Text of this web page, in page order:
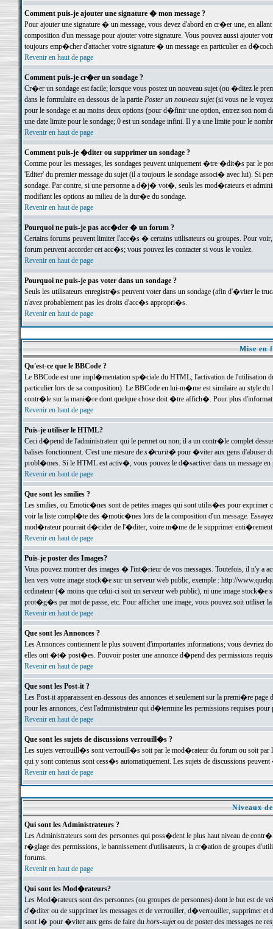
Comment puis-je ajouter une signature � mon message ?
Pour ajouter une signature � un message, vous devez d'abord en cr�er une, en
composition d'un message pour ajouter votre signature. Vous pouvez aussi ajouter
toujours emp�cher d'attacher votre signature � un message en particulier en
Revenir en haut de page
Comment puis-je cr�er un sondage ?
Cr�er un sondage est facile; lorsque vous postez un nouveau sujet (ou �ditez le
dans le formulaire en dessous de la partie Poster un nouveau sujet(si vous ne le voyez
pour le sondage et au moins deux options (pour d�finir une option, entrez son nom
une date limite pour le sondage; 0 est un sondage infini. Il y a une limite pour le
Revenir en haut de page
Comment puis-je �diter ou supprimer un sondage ?
Comme pour les messages, les sondages peuvent uniquement �tre �dit�s par le
'Editer' du premier message du sujet (il a toujours le sondage associ� avec lui). Si
sondage. Par contre, si une personne a d�j� vot�, seuls les mod�rateurs et
modifiant les options au milieu de la dur�e du sondage.
Revenir en haut de page
Pourquoi ne puis-je pas acc�der � un forum ?
Certains forums peuvent limiter l'acc�s � certains utilisateurs ou groupes. Pour
forum peuvent accorder cet acc�s; vous pouvez les contacter si vous le voulez.
Revenir en haut de page
Pourquoi ne puis-je pas voter dans un sondage ?
Seuls les utilisateurs enregistr�s peuvent voter dans un sondage (afin d'�viter le
n'avez probablement pas les droits d'acc�s appropri�s.
Revenir en haut de page
Mise en
Qu'est-ce que le BBCode ?
Le BBCode est une impl�mentation sp�ciale du HTML; l'activation de l'utilisation
particulier lors de sa composition). Le BBCode en lui-m�me est similaire au style
contr�le sur la mani�re dont quelque chose doit �tre affich�. Pour plus
Revenir en haut de page
Puis-je utiliser le HTML?
Ceci d�pend de l'administrateur qui le permet ou non; il a un contr�le complet
balises fonctionnent. C'est une mesure de s�curit�pour �viter aux gens d'abuser
probl�mes. Si le HTML est activ�, vous pouvez le d�sactiver dans un message en
Revenir en haut de page
Que sont les smilies ?
Les smilies, ou Emotic�nes sont de petites images qui sont utilis�es pour exprimer
voir la liste compl�te des �motic�nes lors de la composition d'un message.
mod�rateur pourrait d�cider de l'�diter, voire m�me de le supprimer
Revenir en haut de page
Puis-je poster des Images?
Vous pouvez montrer des images � l'int�rieur de vos messages. Toutefois, il n'y a
lien vers votre image stock�e sur un serveur web public, exemple : http://
ordinateur (� moins que celui-ci soit un serveur web public), ni une image stock�e
prot�g�s par mot de passe, etc. Pour afficher une image, vous pouvez soit
Revenir en haut de page
Que sont les Annonces ?
Les Annonces contiennent le plus souvent d'importantes informations; vous devriez
elles ont �t� post�es. Pouvoir poster une annonce d�pend des permissions
Revenir en haut de page
Que sont les Post-it ?
Les Post-it apparaissent en-dessous des annonces et seulement sur la premi�re
pour les annonces, c'est l'administrateur qui d�termine les permissions requises pour
Revenir en haut de page
Que sont les sujets de discussions verrouill�s ?
Les sujets verrouill�s sont verrouill�s soit par le mod�rateur du forum ou soit par
qui y sont contenus sont cess�s automatiquement. Les sujets de discussions
Revenir en haut de page
Niveaux
Qui sont les Administrateurs ?
Les Administrateurs sont des personnes qui poss�dent le plus haut niveau de
r�glage des permissions, le bannissement d'utilisateurs, la cr�ation de groupes
forums.
Revenir en haut de page
Qui sont les Mod�rateurs?
Les Mod�rateurs sont des personnes (ou groupes de personnes) dont le but est de
d'�diter ou de supprimer les messages et de verrouiller, d�verrouiller, supprimer
sont l� pour �viter aux gens de faire du hors-sujetou de poster des messages ne